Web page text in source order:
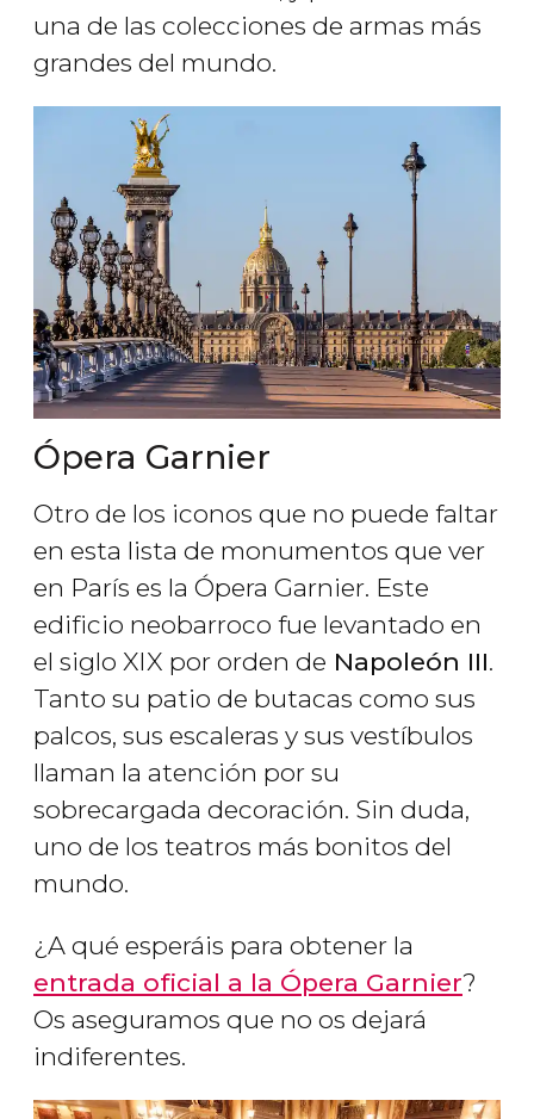
una de las colecciones de armas más
grandes del mundo.
Ópera Garnier
Otro de los iconos que no puede faltar
en esta lista de monumentos que ver
en París es la Ópera Garnier. Este
edificio neobarroco fue levantado en
el siglo XIX por orden de Napoleón III.
Tanto su patio de butacas como sus
palcos, sus escaleras y sus vestíbulos
llaman la atención por su
sobrecargada decoración. Sin duda,
uno de los teatros más bonitos del
mundo.
¿A qué esperáis para obtener la
entrada oficial a la Ópera Garnier?
Os aseguramos que no os dejará
indiferentes.